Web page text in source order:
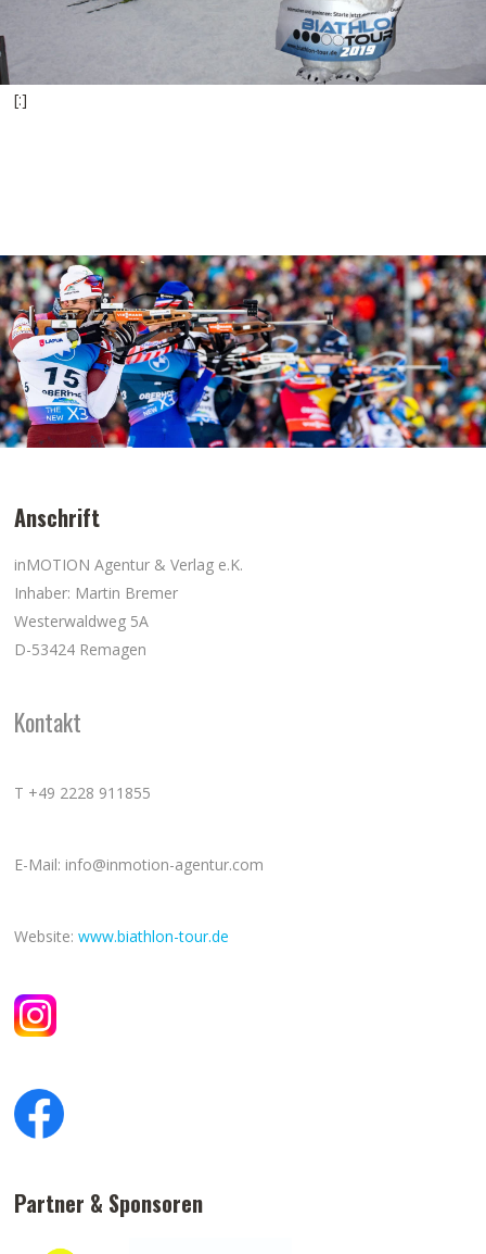
[:]
Anschrift
inMOTION Agentur & Verlag e.K.
Inhaber: Martin Bremer
Westerwaldweg 5A
D-53424 Remagen
Kontakt
T +49 2228 911855
E-Mail: info@inmotion-agentur.com
Website:www.biathlon-tour.de
Partner & Sponsoren